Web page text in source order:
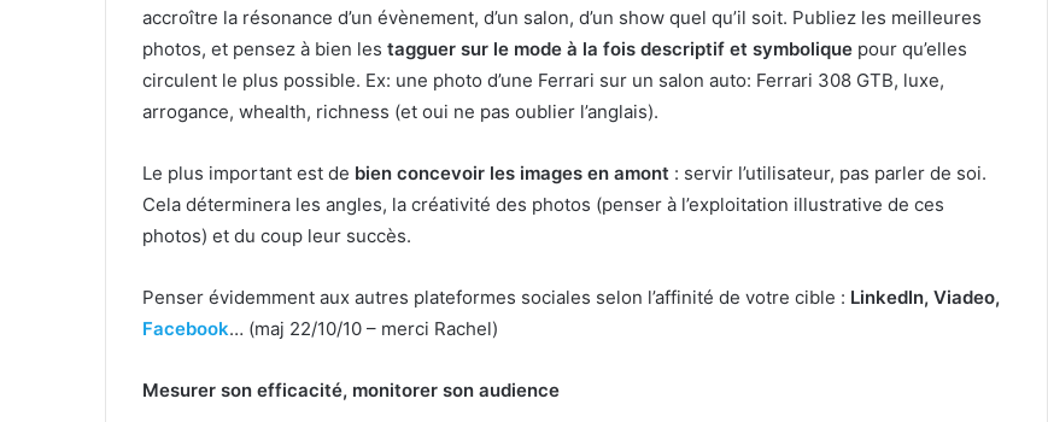
accroître la résonance d’un évènement, d’un salon, d’un show quel qu’il soit. Publiez les meilleures
photos, et pensez à bien les tagguer sur le mode à la fois descriptif et symbolique pour qu’elles
circulent le plus possible. Ex: une photo d’une Ferrari sur un salon auto: Ferrari 308 GTB, luxe,
arrogance, whealth, richness (et oui ne pas oublier l’anglais).
Le plus important est de bien concevoir les images en amont : servir l’utilisateur, pas parler de soi.
Cela déterminera les angles, la créativité des photos (penser à l’exploitation illustrative de ces
photos) et du coup leur succès.
Penser évidemment aux autres plateformes sociales selon l’affinité de votre cible : LinkedIn, Viadeo,
Facebook… (maj 22/10/10 – merci Rachel)
Mesurer son efficacité, monitorer son audience